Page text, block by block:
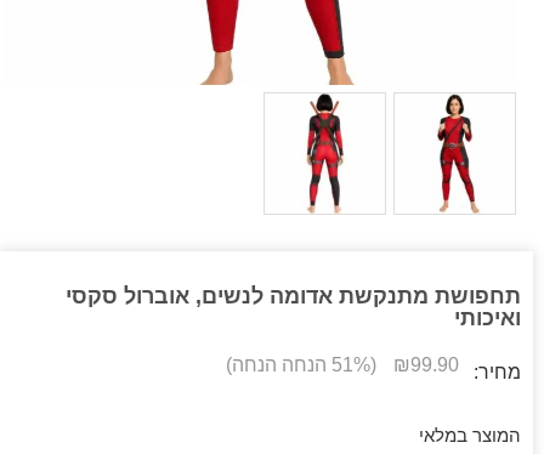
תחפושת מתנקשת אדומה לנשים, אוברול סקסי
ואיכותי
מחיר: ₪99.90 (51% הנחה הנחה)
המוצר במלאי